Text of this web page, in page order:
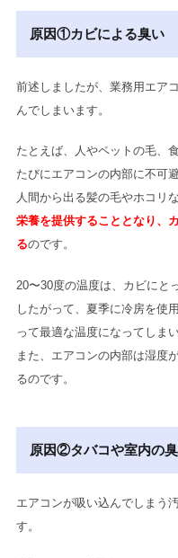
原因①カビによる臭い
前述しましたが、業務用エア
んでしまいます。
たとえば、人やペットの毛、
たびにエアコンの内部に不可
人間から出る髪の毛やホコリ
栄養を提供することとなり、
るのです。
20〜30度の温度は、カビにと
したがって、夏季に冷房を使
って最適な温度になってしまい
また、エアコンの内部は湿度
るのです。
原因②タバコや室内の
エアコンが吸い込んでしまう
す。